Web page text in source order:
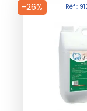
-26% Réf :